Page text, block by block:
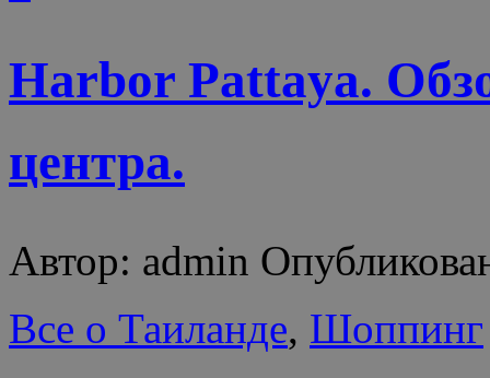
Harbor Pattaya.
центра.
Автор: admin
Все о Таиланде, Шоппинг